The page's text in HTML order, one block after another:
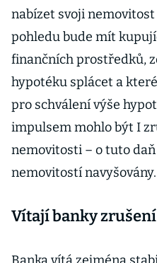
nabízet svoji
pohledu bude mít
finančních prostředků,
hypotéku splácet a
pro schválení výše
impulsem mohlo být I
nemovitosti – o tuto
nemovitostí navyšovány.
Vítají banky